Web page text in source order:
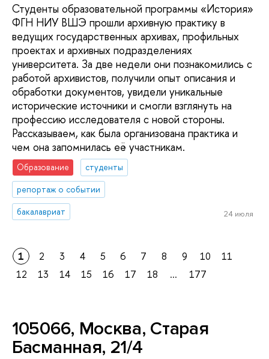
Студенты образовательной программы «История»
ФГН НИУ ВШЭ прошли архивную практику в
ведущих государственных архивах, профильных
проектах и архивных подразделениях
университета. За две недели они познакомились с
работой архивистов, получили опыт описания и
обработки документов, увидели уникальные
исторические источники и смогли взглянуть на
профессию исследователя с новой стороны.
Рассказываем, как была организована практика и
чем она запомнилась её участникам.
Образование
студенты
репортаж о событии
бакалавриат
24 июля
1 2 3 4 5 6 7 8 9 10
11
12
13 14 15 16 17 18 ... 177
105066, Москва, Старая
Басманная, 21/4